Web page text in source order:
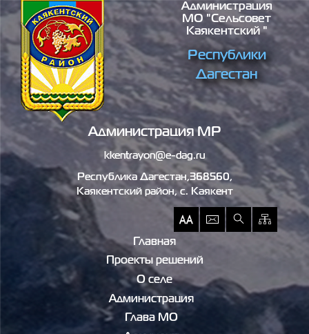
Перейти к основному содержаниюАдминистрация
МО "сельсовет
Каякентский "
Республики
Дагестан
Администрация МР
kkentrayon@e-dag.ru
Республика Дагестан,368560,
Каякентский район, c. Каякент
Главная
Проекты решений
О селе
Администрация
Глава МО